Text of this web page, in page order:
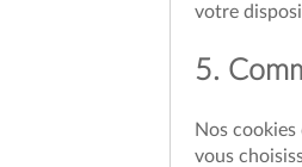
votre
5.
Nos
vous